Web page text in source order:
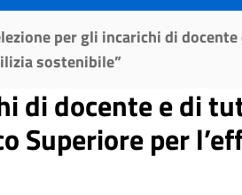
per gli incarichi di
sostenibile”
di docente e di
Superiore per